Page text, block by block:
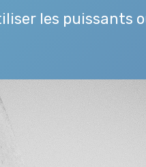
les puissants